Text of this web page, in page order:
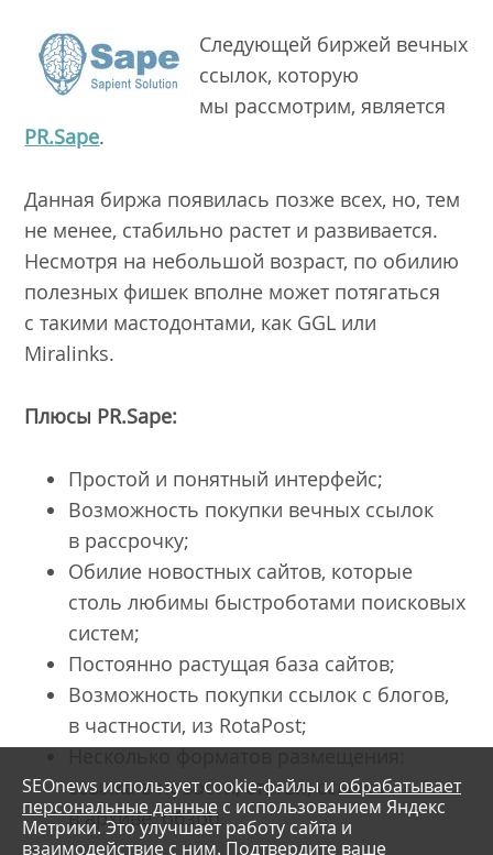
Следующей биржей вечных
ссылок, которую
мы рассмотрим, является
PR.Sape.
Данная биржа появилась позже всех, но, тем
не менее, стабильно растет и развивается.
Несмотря на небольшой возраст, по обилию
полезных фишек вполне может потягаться
с такими мастодонтами, как GGL или
Miralinks.
Плюсы PR.Sape:
Простой и понятный интерфейс;
Возможность покупки вечных ссылок
в рассрочку;
Обилие новостных сайтов, которые
столь любимы быстроботами поисковых
систем;
Постоянно растущая база сайтов;
Возможность покупки ссылок с блогов,
в частности, из RotaPost;
Несколько форматов размещения:
ссылка в новости, статья, ссылка
в архиве, обзор.
SEOnews использует cookie-файлы и обрабатывает
персональные данные с использованием Яндекс
Метрики. Это улучшает работу сайта и
взаимодействие с ним. Подтвердите ваше